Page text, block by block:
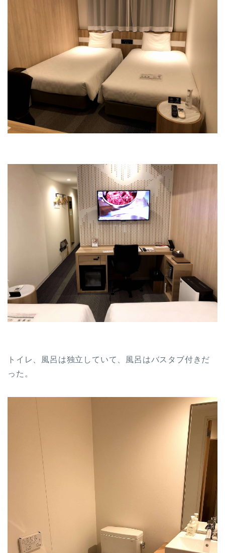
トイレ、風呂は独立していて、風呂はバスタブ付きだ
った。